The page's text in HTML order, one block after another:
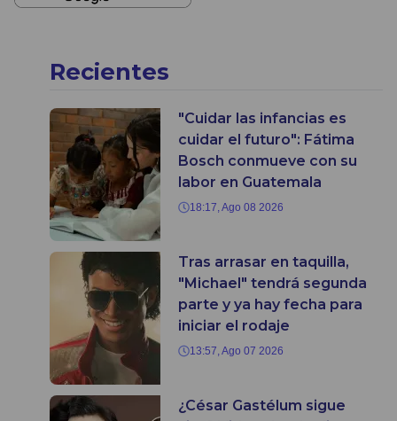
Recientes
"Cuidar las infancias es
cuidar el futuro": Fátima
Bosch conmueve con su
labor en Guatemala
18:17, Ago 08 2026
Tras arrasar en taquilla,
"Michael" tendrá segunda
parte y ya hay fecha para
iniciar el rodaje
13:57, Ago 07 2026
¿César Gastélum sigue